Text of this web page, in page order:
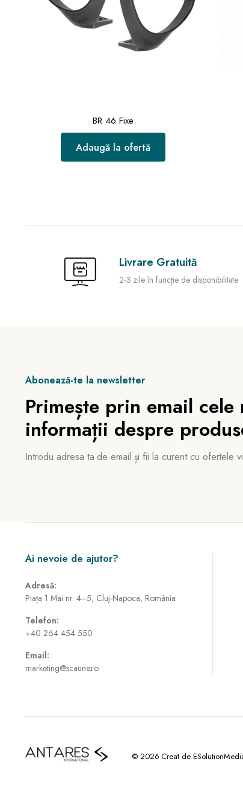
BR 46 Fixe
Adaugă la ofertă
Livrare Gratuită
2-3 zile în funcție de disponibilitate
Abonează-te la newsletter
Primește prin email cele
informații despre
Introdu adresa ta de email și fii la curent cu ofertele
Ai nevoie de ajutor?
Adresă:
Piața 1 Mai nr. 4–5, Cluj-Napoca, România
Telefon:
+40 264 454 550
Email:
marketing@scaune.ro
© 2026 Creat de